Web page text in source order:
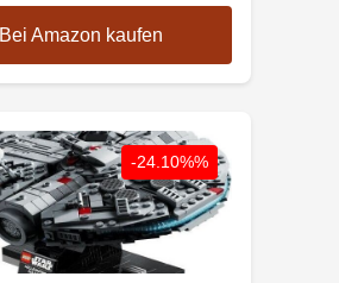
Bei Amazon kaufen
-24.10%%